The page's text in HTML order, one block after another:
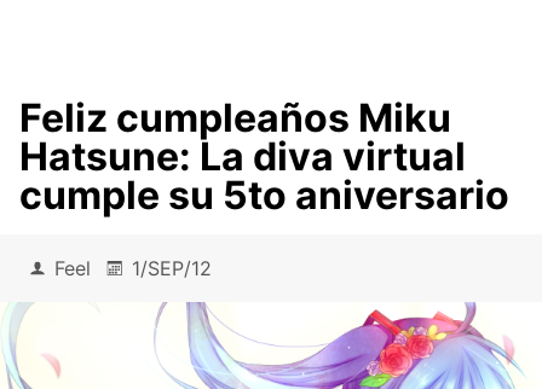
Feliz cumpleaños Miku
Hatsune: La diva virtual
cumple su 5to aniversario
Feel 1/SEP/12